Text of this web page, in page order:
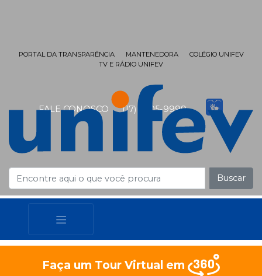
FALE CONOSCO (17) 3405-9999
PORTAL DA TRANSPARÊNCIA MANTENEDORA
COLÉGIO UNIFEV
TV E RÁDIO UNIFEV
Buscar
Faça um Tour Virtual em